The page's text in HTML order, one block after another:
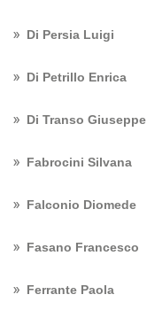
Di Persia Luigi
Di Petrillo Enrica
Di Transo Giuseppe
Fabrocini Silvana
Falconio Diomede
Fasano Francesco
Ferrante Paola